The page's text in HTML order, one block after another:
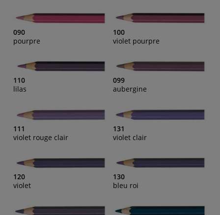
090
pourpre
100
violet pourpre
110
lilas
099
aubergine
111
violet rouge clair
131
violet clair
120
violet
130
bleu roi